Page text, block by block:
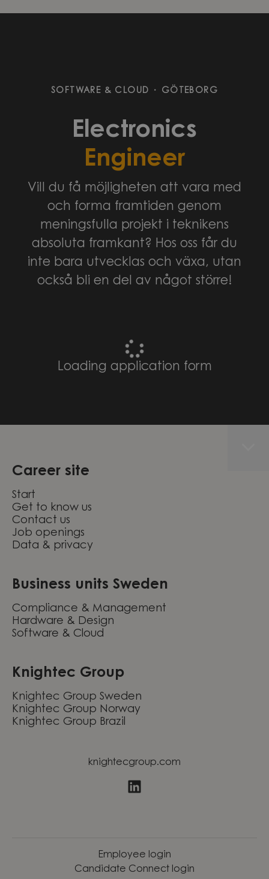
SOFTWARE & CLOUD · GÖTEBORG
Electronics
Engineer
Vill du få möjligheten att vara med
och forma framtiden genom
meningsfulla projekt i teknikens
absoluta framkant? Hos oss får du
inte bara utvecklas och växa, utan
också bli en del av något större!
Loading application form
Career site
Start
Get to know us
Contact us
Job openings
Data & privacy
Business units Sweden
Compliance & Management
Hardware & Design
Software & Cloud
Knightec Group
Knightec Group Sweden
Knightec Group Norway
Knightec Group Brazil
knightecgroup.com
Employee login
Candidate Connect login